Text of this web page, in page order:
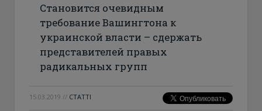
Становится очевидным
требование Вашингтона к
украинской власти – сдержать
представителей правых
радикальных групп
15.03.2019 // СТАТТІ